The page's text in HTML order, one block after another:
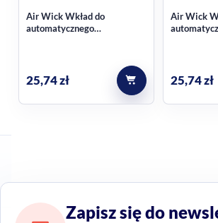
Air Wick Wkład do
automatycznego
25,74zł
Air Wick
25,74zł
Zapisz się do